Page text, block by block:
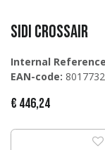
Sidi Crossair
Internal
EAN-code:
€ 446,24